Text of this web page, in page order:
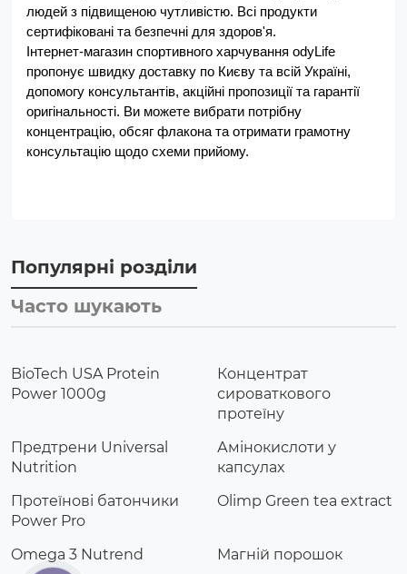
людей з підвищеною чутливістю. Всі продукти
сертифіковані та безпечні для здоров'я.
Інтернет-магазин спортивного харчування odyLife
пропонує швидку доставку по Києву та всій Україні,
допомогу консультантів, акційні пропозиції та гарантії
оригінальності. Ви можете вибрати потрібну
концентрацію, обсяг флакона та отримати грамотну
консультацію щодо схеми прийому.
Популярні розділи
Часто шукають
BioTech USA Protein
Power 1000g
Концентрат
сироваткового
протеїну
Предтрени Universal
Nutrition
Амінокислоти у
капсулах
Протеїнові батончики
Power Pro
Olimp Green tea extract
Omega 3 Nutrend
Магній порошок